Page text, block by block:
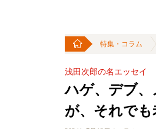
特集・コラム
浅田次郎の名エッセイ
ハゲ、デブ
が、それで